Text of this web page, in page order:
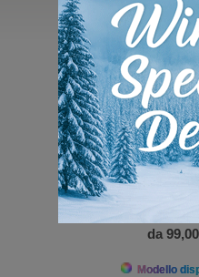
Polacco con
da
Modello